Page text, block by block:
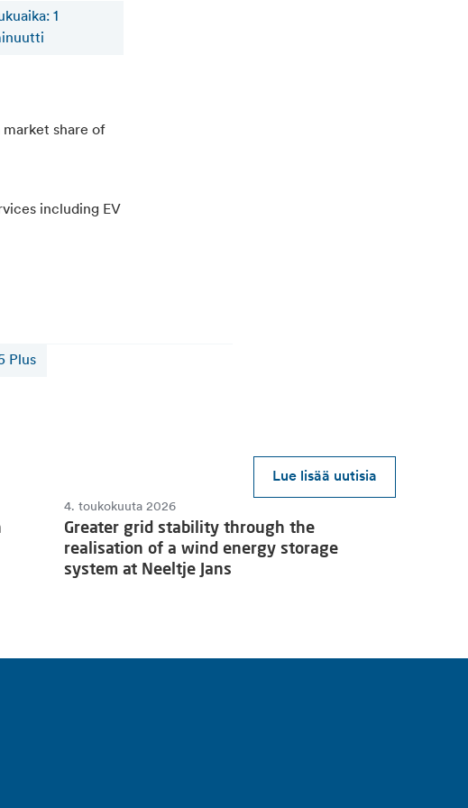
: 1
share of
including EV
Plus
Lue lisää uutisia
4. toukokuuta 2026
Greater grid stability through the
realisation of a wind energy storage
system at Neeltje Jans